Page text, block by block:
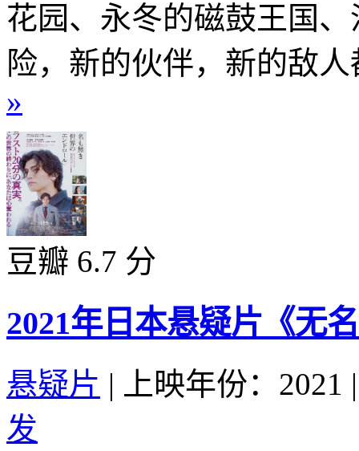
花园、永冬的磁鼓王国
险，新的伙伴，新的敌
»
豆瓣 6.7 分
2021年日本悬疑片《无
悬疑片 | 上映年份：2021 |
发